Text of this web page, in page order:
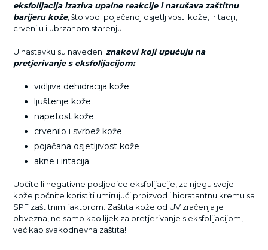
eksfolijacija izaziva upalne reakcije i narušava zaštitnu
barijeru kože, što vodi pojačanoj osjetljivosti kože, iritaciji,
crvenilu i ubrzanom starenju.
U nastavku su navedeni znakovi koji upućuju na
pretjerivanje s eksfolijacijom:
vidljiva dehidracija kože
ljuštenje kože
napetost kože
crvenilo i svrbež kože
pojačana osjetljivost kože
akne i iritacija
Uočite li negativne posljedice eksfolijacije, za njegu svoje
kože počnite koristiti umirujući proizvod i hidratantnu kremu sa
SPF zaštitnim faktorom. Zaštita kože od UV zračenja je
obvezna, ne samo kao lijek za pretjerivanje s eksfolijacijom,
već kao svakodnevna zaštita!